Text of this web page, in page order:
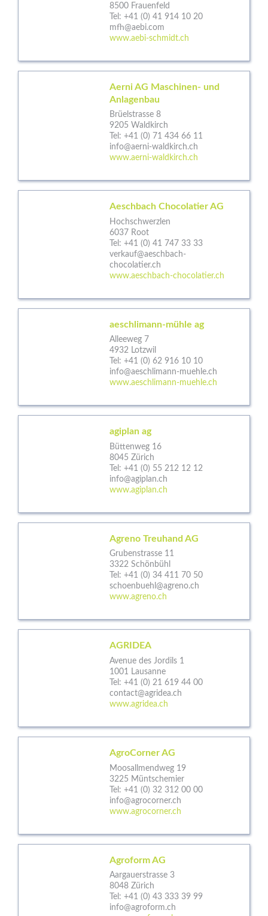
8500 Frauenfeld
Tel: +41 (0) 41 914 10 20
mfh@aebi.com
www.aebi-schmidt.ch
Aerni AG Maschinen- und
Anlagenbau
Brüelstrasse 8
9205 Waldkirch
Tel: +41 (0) 71 434 66 11
info@aerni-waldkirch.ch
www.aerni-waldkirch.ch
Aeschbach Chocolatier AG
Hochschwerzlen
6037 Root
Tel: +41 (0) 41 747 33 33
verkauf@aeschbach-
chocolatier.ch
www.aeschbach-chocolatier.ch
aeschlimann-mühle ag
Alleeweg 7
4932 Lotzwil
Tel: +41 (0) 62 916 10 10
info@aeschlimann-muehle.ch
www.aeschlimann-muehle.ch
agiplan ag
Büttenweg 16
8045 Zürich
Tel: +41 (0) 55 212 12 12
info@agiplan.ch
www.agiplan.ch
Agreno Treuhand AG
Grubenstrasse 11
3322 Schönbühl
Tel: +41 (0) 34 411 70 50
schoenbuehl@agreno.ch
www.agreno.ch
AGRIDEA
Avenue des Jordils 1
1001 Lausanne
Tel: +41 (0) 21 619 44 00
contact@agridea.ch
www.agridea.ch
AgroCorner AG
Moosallmendweg 19
3225 Müntschemier
Tel: +41 (0) 32 312 00 00
info@agrocorner.ch
www.agrocorner.ch
Agroform AG
Aargauerstrasse 3
8048 Zürich
Tel: +41 (0) 43 333 39 99
info@agroform.ch